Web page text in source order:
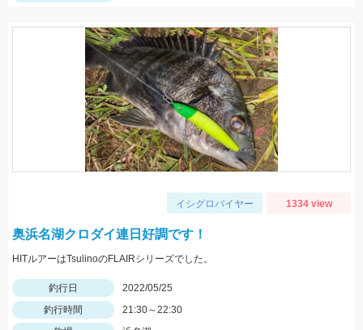
イシグロバイヤー 1334 view
奥浜名湖クロダイ連日好調です！
HITルアーはTsulinoのFLAIRシリーズでした。
釣行日
2022/05/25
釣行時間
21:30～22:30